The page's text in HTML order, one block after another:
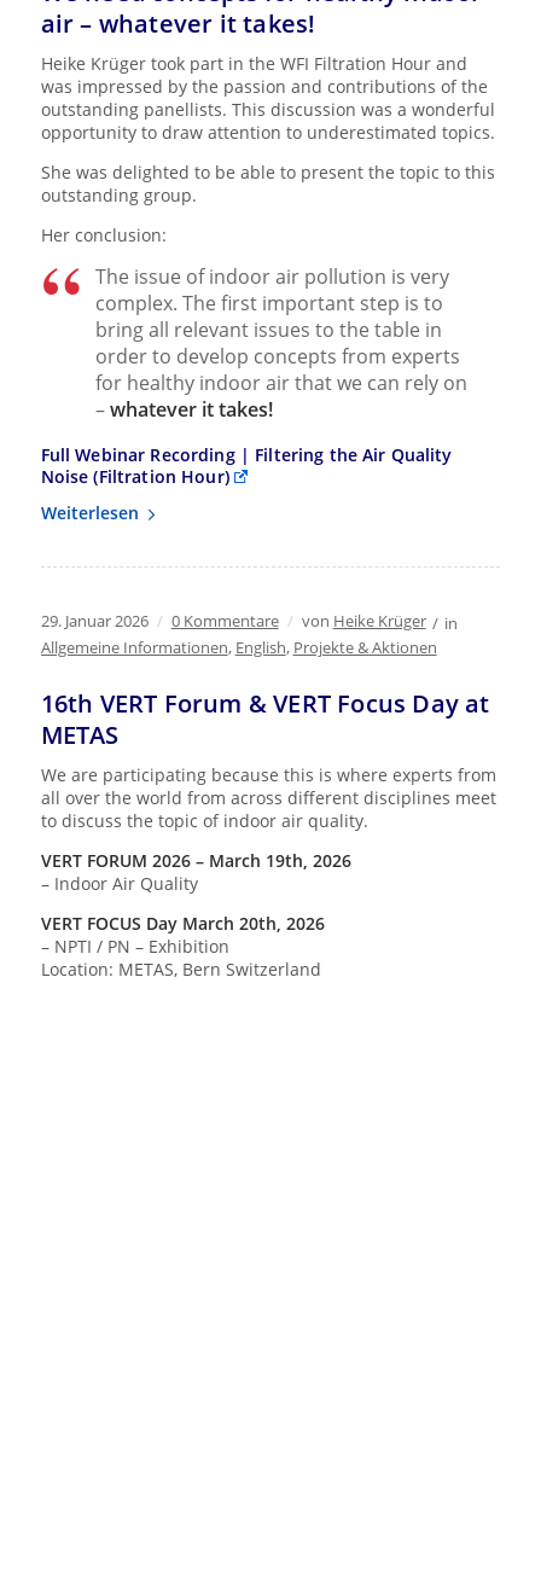
air – whatever it takes!
Heike Krüger took part in the WFI Filtration Hour and
was impressed by the passion and contributions of the
outstanding panellists. This discussion was a wonderful
opportunity to draw attention to underestimated topics.
She was delighted to be able to present the topic to this
outstanding group.
Her conclusion:
The issue of indoor air pollution is very
complex. The first important step is to
bring all relevant issues to the table in
order to develop concepts from experts
for healthy indoor air that we can rely on
–whatever it takes!
Full Webinar Recording | Filtering the Air Quality
Noise (Filtration Hour)
Weiterlesen
29. Januar 2026 / 0 Kommentare / von Heike Krüger / in
Allgemeine Informationen, English, Projekte & Aktionen
16th VERT Forum & VERT Focus Day at
METAS
We are participating because this is where experts from
all over the world from across different disciplines meet
to discuss the topic of indoor air quality.
VERT FORUM 2026 – March 19th, 2026
– Indoor Air Quality
VERT FOCUS Day March 20th, 2026
– NPTI / PN – Exhibition
Location: METAS, Bern Switzerland